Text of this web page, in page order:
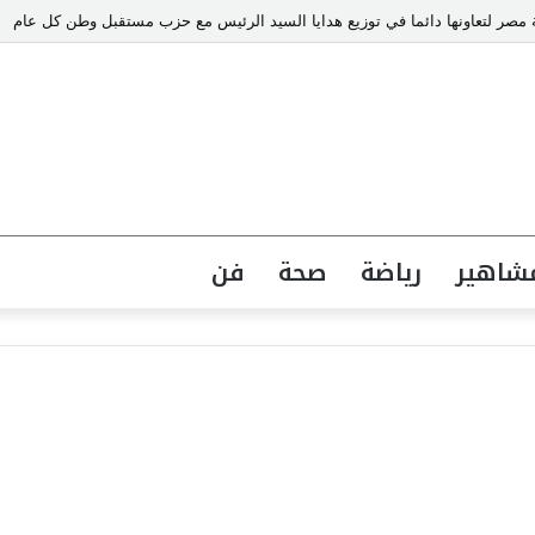
ورسالة ماجستير ذكية من كلية الطفولة بجامعة عين شمس.
رياضة صحة فن